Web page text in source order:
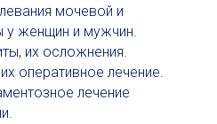
мочевой и
у женщин и мужчин.
их осложнения.
оперативное лечение.
лечение